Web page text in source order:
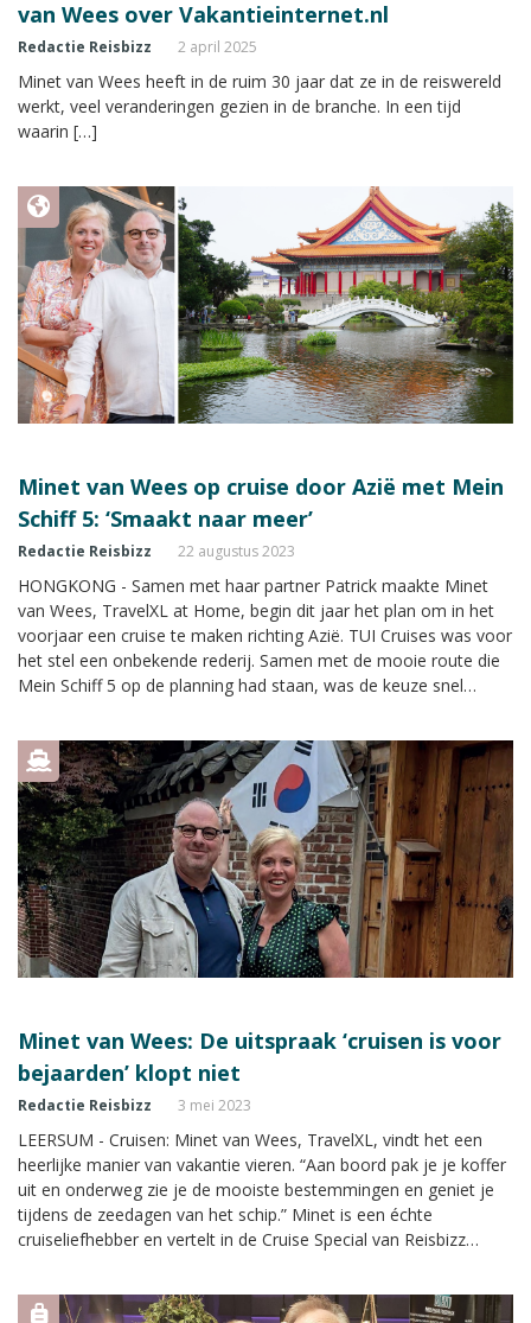
van Wees over Vakantieinternet.nl
Redactie Reisbizz 2 april 2025
Minet van Wees heeft in de ruim 30 jaar dat ze in de reiswereld
werkt, veel veranderingen gezien in de branche. In een tijd
waarin […]
Minet van Wees op cruise door Azië met Mein
Schiff 5: ‘Smaakt naar meer’
Redactie Reisbizz 22 augustus 2023
HONGKONG - Samen met haar partner Patrick maakte Minet
van Wees, TravelXL at Home, begin dit jaar het plan om in het
voorjaar een cruise te maken richting Azië. TUI Cruises was voor
het stel een onbekende rederij. Samen met de mooie route die
Mein Schiff 5 op de planning had staan, was de keuze snel
Reisbizz Magazine verslag van de reis.
Minet van Wees: De uitspraak ‘cruisen is voor
bejaarden’ klopt niet
Redactie Reisbizz 3 mei 2023
LEERSUM - Cruisen: Minet van Wees, TravelXL, vindt het een
heerlijke manier van vakantie vieren. “Aan boord pak je je koffer
uit en onderweg zie je de mooiste bestemmingen en geniet je
tijdens de zeedagen van het schip.” Minet is een échte
cruiseliefhebber en vertelt in de Cruise Special van Reisbizz